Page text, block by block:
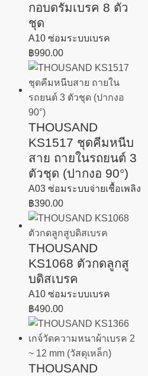
กอบดรัมเบรค 8 ตัว
ชุด
A10 ซ่อมระบบเบรค
฿990.00
THOUSAND
KS1517 ชุดคีมหนีบ
สาย ถายในรถยนต์ 3
ตัวชุด (ปากงอ 90°)
A03 ซ่อมระบบจ่ายเชื้อเพลิง
฿390.00
THOUSAND
KS1068 ตัวกดลูกสู
บดิสเบรค
A10 ซ่อมระบบเบรค
฿490.00
THOUSAND